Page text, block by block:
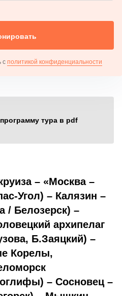
с политикой конфиденциальности
тура в pdf
– «Москва –
Угол) – Калязин –
/ Белозерск) –
архипелаг
Б.Заяцкий) –
Корелы,
– Сосновец –